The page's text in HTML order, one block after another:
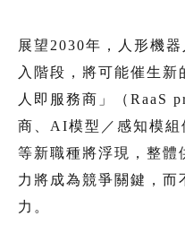
展望2030年，人形機
入階段，將可能催生
人即服務商」（RaaS
商、AI模型／感知模組
等新職種將浮現，整體
力將成為競爭關鍵，而
力。